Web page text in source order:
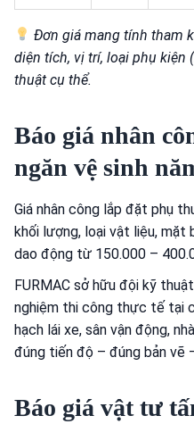
Đơn giá mang tính tham
diện tích, vị trí, loại phụ kiện
thuật cụ thể.
Báo giá nhân
ngăn vệ sinh
Giá nhân công lắp đặt phụ
khối lượng, loại vật liệu, mặt
dao động từ 150.000 –
FURMAC sở hữu đội kỹ
nghiệm thi công thực tế tại
hạch lái xe, sân vận động,
đúng tiến độ – đúng bản vẽ
Báo giá vật tư